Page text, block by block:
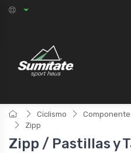
Ciclismo
Zipp
Zipp / Pastillas y